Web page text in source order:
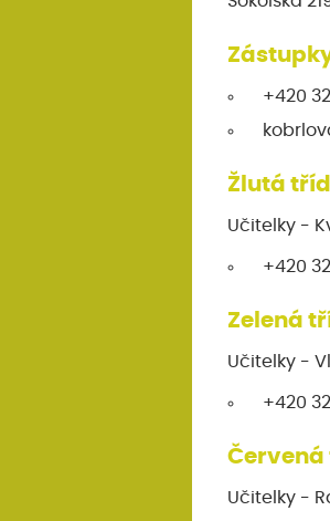
+420
Žlutá
Učitelky -
+420
Zelená
Učitelky -
+420
Učitelky -